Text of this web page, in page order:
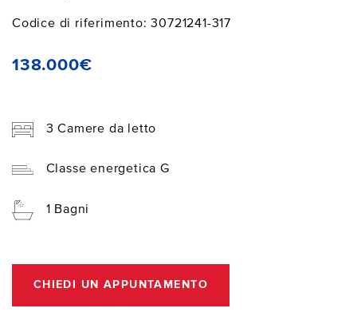
Codice di riferimento: 30721241-317
138.000€
3 Camere da letto
Classe energetica G
1 Bagni
CHIEDI UN APPUNTAMENTO